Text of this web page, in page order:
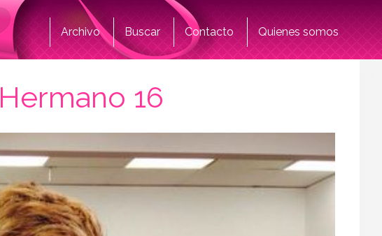
Archivo Buscar Contacto Quienes somos
16